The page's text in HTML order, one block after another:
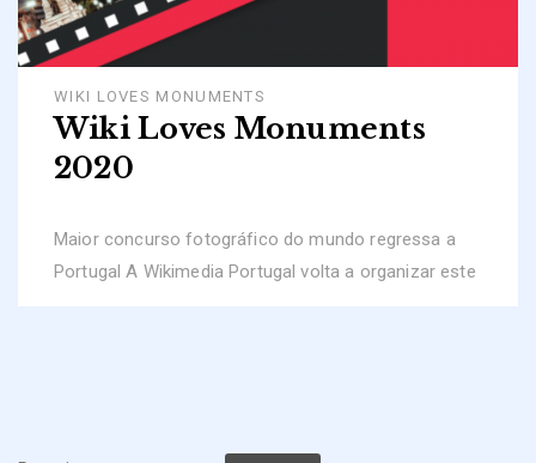
WIKI LOVES MONUMENTS
Wiki Loves Monuments
2020
Maior concurso fotográfico do mundo regressa a
Portugal A Wikimedia Portugal volta a organizar este